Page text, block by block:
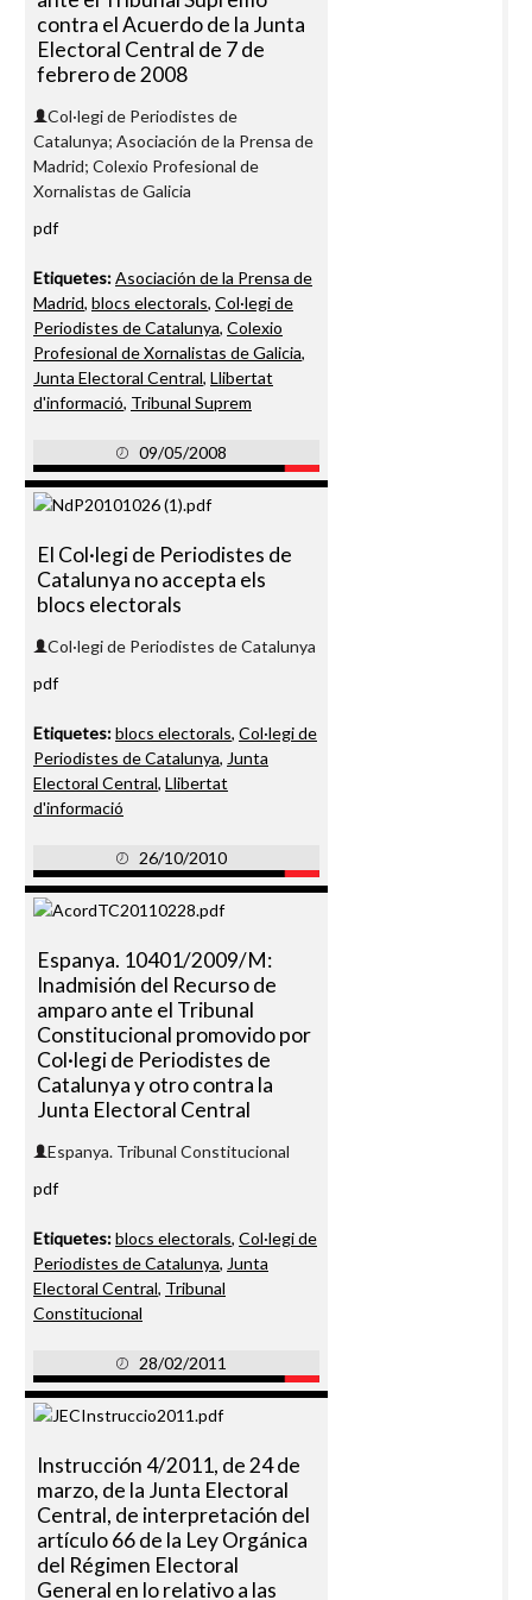
contra el Acuerdo de la Junta
Electoral Central de 7 de
febrero de 2008
Col·legi de Periodistes de
Catalunya; Asociación de la Prensa de
Madrid; Colexio Profesional de
Xornalistas de Galicia
pdf
Etiquetes:Asociación de la Prensa de
Madrid, blocs electorals, Col·legi de
Periodistes de Catalunya, Colexio
Profesional de Xornalistas de Galicia,
Junta Electoral Central, Llibertat
d'informació, Tribunal Suprem
09/05/2008
El Col·legi de Periodistes de
Catalunya no accepta els
blocs electorals
Col·legi de Periodistes de Catalunya
pdf
Etiquetes:blocs electorals, Col·legi de
Periodistes de Catalunya, Junta
Electoral Central, Llibertat
d'informació
26/10/2010
Espanya. 10401/2009/M:
Inadmisión del Recurso de
amparo ante el Tribunal
Constitucional promovido por
Col·legi de Periodistes de
Catalunya y otro contra la
Junta Electoral Central
Espanya. Tribunal Constitucional
pdf
Etiquetes:blocs electorals, Col·legi de
Periodistes de Catalunya, Junta
Electoral Central, Tribunal
Constitucional
28/02/2011
Instrucción 4/2011, de 24 de
marzo, de la Junta Electoral
Central, de interpretación del
artículo 66 de la Ley Orgánica
del Régimen Electoral
General en lo relativo a las